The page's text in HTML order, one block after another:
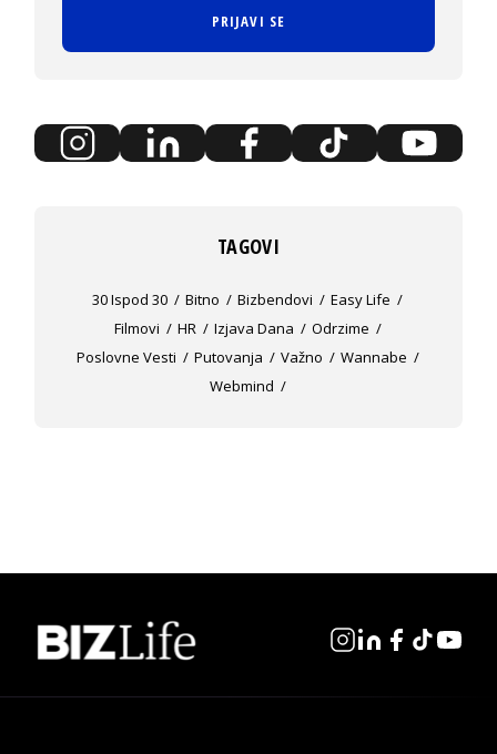
PRIJAVI SE
TAGOVI
30 Ispod 30 Bitno Bizbendovi
Easy Life
Filmovi
HR Izjava Dana
Odrzime
Poslovne Vesti
Putovanja Važno
Wannabe
Webmind